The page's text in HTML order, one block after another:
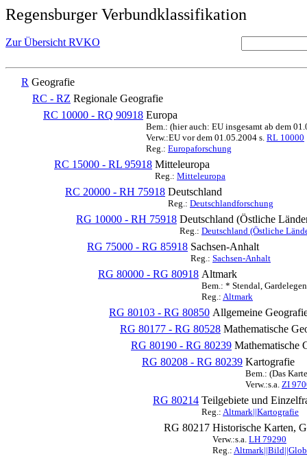
Regensburger Verbundklassifikation
Zur Übersicht RVKO
R Geografie
RC - RZ Regionale Geografie
RC 10000 - RQ 90918 Europa
Bem.: (hier auch: EU insgesamt ab dem
Verw.:EU vor dem 01.05.2004 s. RL 10000
Reg.: Europaforschung
RC 15000 - RL 95918 Mitteleuropa
Reg.: Mitteleuropa
RC 20000 - RH 75918 Deutschland
Reg.: Deutschlandforschung
RG 10000 - RH 75918 Deutschland (Östliche
Reg.: Deutschland (Östliche
RG 75000 - RG 85918 Sachsen-Anhalt
Reg.: Sachsen-Anhalt
RG 80000 - RG 80918 Altmark
Bem.: * Stendal,
Reg.: Altmark
RG 80103 - RG 80850 Allgemeine
RG 80177 - RG 80528 Mathematische
RG 80190 - RG 80239 Mathematische
RG 80208 - RG 80239 Kartografie
Bem.: (Das
Verw.:s.a. ZI
RG 80214 Teilgebiete und
Reg.: Altmark||Kartografie
RG 80217 Historische Karten,
Verw.:s.a. LH 79290
Reg.: